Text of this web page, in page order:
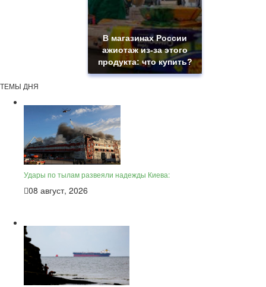
В магазинах России
ажиотаж из-за этого
продукта: что купить?
ТЕМЫ ДНЯ
Удары по тылам развеяли надежды Киева:
08 август, 2026